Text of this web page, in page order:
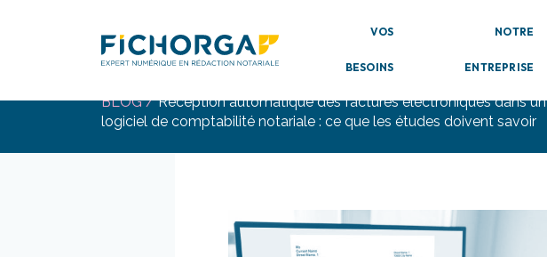
VOS
BESOINS
NOTRE
ENTREPRISE
BLOG /Réception automatique des factures électroniques dans un
logiciel de comptabilité notariale : ce que les études doivent savoir